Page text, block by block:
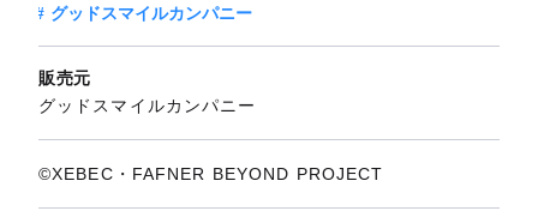
グッドスマイルカンパニー
販売元
グッドスマイルカンパニー
©XEBEC・FAFNER BEYOND PROJECT